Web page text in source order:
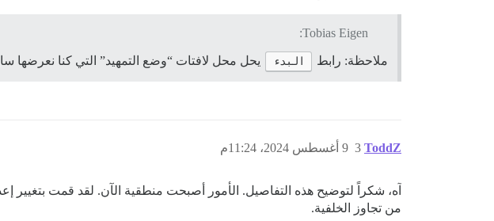
Tobias Eigen:
ملاحظة: رابط البدء يحل محل لافتات “وضع التمهيد” التي كنا نعرضها
ToddZ 9 أغسطس 2024، 11:24م 3
من تجاوز الخلفية.